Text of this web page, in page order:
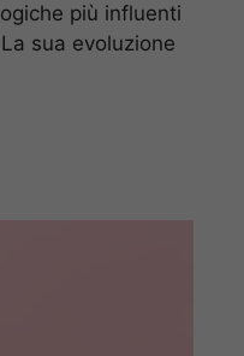
più influenti
sua evoluzione